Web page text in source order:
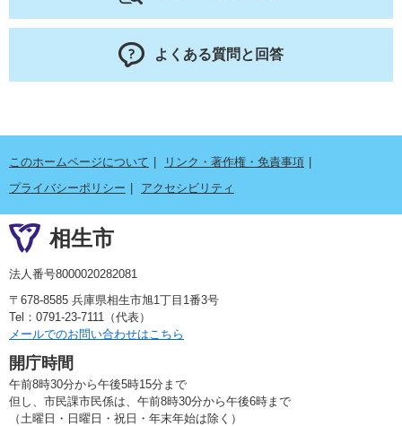
よくある質問と回答
このホームページについて
リンク・著作権・免責事項
プライバシーポリシー
アクセシビリティ
相生市
法人番号8000020282081
〒678-8585 兵庫県相生市旭1丁目1番3号
Tel：0791-23-7111（代表）
メールでのお問い合わせはこちら
開庁時間
午前8時30分から午後5時15分まで
但し、市民課市民係は、午前8時30分から午後6時まで
（土曜日・日曜日・祝日・年末年始は除く）